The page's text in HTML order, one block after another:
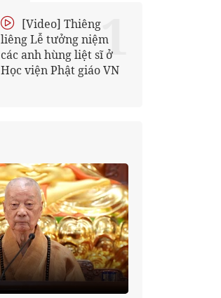
[Video] Thiêng
liêng Lễ tưởng niệm
các anh hùng liệt sĩ ở
Học viện Phật giáo VN
1